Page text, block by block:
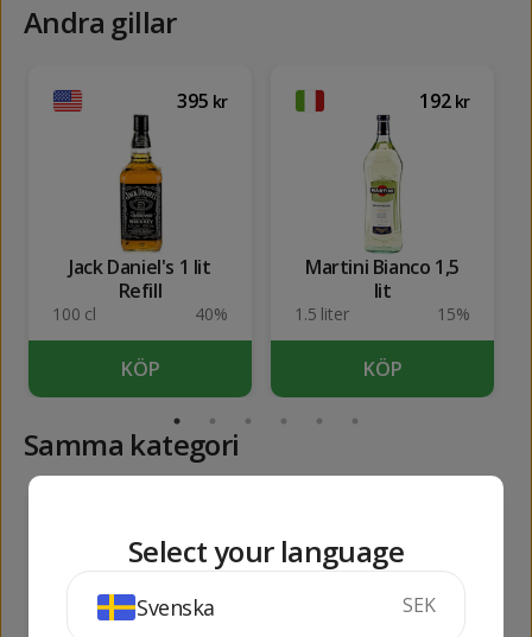
Andra gillar
395 kr
Jack Daniel's 1 lit
Refill
100 cl 40%
KÖP
192 kr
Martini Bianco 1,5
lit
1.5 liter 15%
KÖP
Samma kategori
Select your language
Svenska SEK